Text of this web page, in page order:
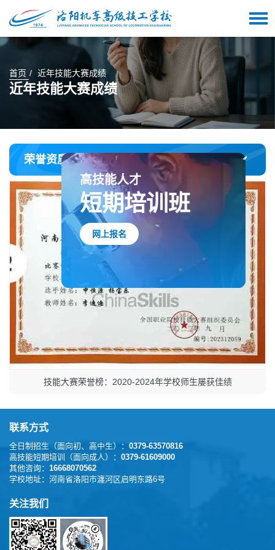
首页 近年技能大赛成绩
近年技能大赛成绩
荣誉资质
技能大赛荣誉榜：2020-2024年学校师生屡获佳绩
联系方式
全日制招生（面向初、高中生）： 0379-63570816
高技能短期培训（面向成人）： 0379-61609000
其他咨询： 16668070562
学校地址： 河南省洛阳市瀍河区启明东路6号
关注我们
高技能人才
短期培训班
网上报名